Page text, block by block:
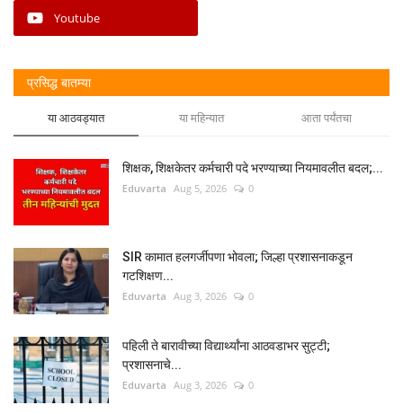
Youtube
प्रसिद्ध बातम्या
या आठवड्यात या महिन्यात आता पर्यंतचा
शिक्षक, शिक्षकेतर कर्मचारी पदे भरण्याच्या नियमावलीत बदल;...
Eduvarta Aug 5, 2026 0
SIR कामात हलगर्जीपणा भोवला; जिल्हा प्रशासनाकडून
गटशिक्षण...
Eduvarta Aug 3, 2026 0
पहिली ते बारावीच्या विद्यार्थ्यांना आठवडाभर सुट्टी;
प्रशासनाचे...
Eduvarta Aug 3, 2026 0